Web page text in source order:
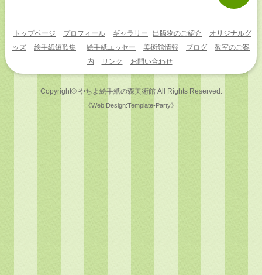
トップページ プロフィール ギャラリー 出版物のご紹介
オリジナルグ
ッズ
絵手紙短歌集 絵手紙エッセー 美術館情報 ブログ
教室のご案
内
リンク お問い合わせ
Copyright© やちよ絵手紙の森美術館All Rights Reserved.
《Web Design:Template-Party》